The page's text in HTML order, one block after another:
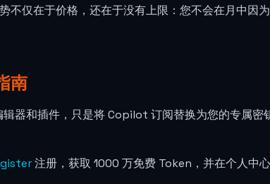
不仅在于价格，还在于没有上限：您不会在月中因
南
器和插件，只是将 Copilot 订阅替换为您的专属密
注册，获取 1000 万免费 Token，并在个人中